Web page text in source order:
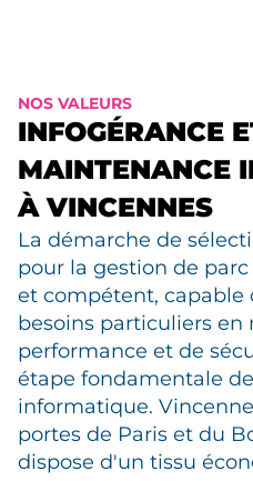
NOS VALEURS
INFOGÉRANCE
MAINTENANCE
À VINCENNES
La démarche de
pour la gestion de
et compétent, capable
besoins particuliers en
performance et de
étape fondamentale
informatique.
portes de Paris et du
dispose d'un tissu